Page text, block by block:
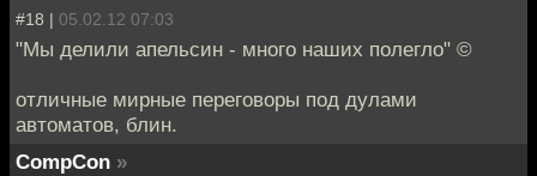
#18 | 05.02.12 07:03
"Мы делили апельсин - много наших полегло" ©
отличные мирные переговоры под дулами
автоматов, блин.
CompCon »